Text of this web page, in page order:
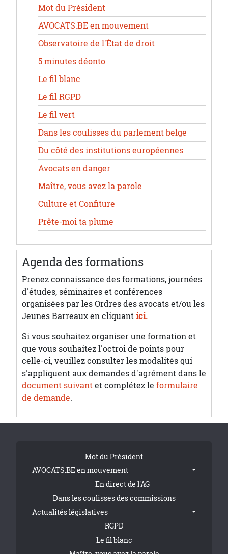
Mot du Président
AVOCATS.BE en mouvement
Observatoire de l'État de droit
5 minutes déonto
Le fil blanc
Le fil RGPD
Le fil vert
Dans les coulisses du parlement belge
Du côté des institutions européennes
Avocats en danger
Maître, vous avez la parole
Culture et Confiture
Prête-moi ta plume
Agenda des formations
Prenez connaissance des formations, journées
d'études, séminaires et conférences
organisées par les Ordres des avocats et/ou les
Jeunes Barreaux en cliquantici.
Si vous souhaitez organiser une formation et
que vous souhaitez l'octroi de points pour
celle-ci, veuillez consulter les modalités qui
s'appliquent aux demandes d'agrément dans le
document suivantet complétez le formulaire
de demande.
Tribune FooterMot du Président
AVOCATS.BE en mouvement
En direct de l'AG
Dans les coulisses des commissions
Actualités législatives
RGPD
Le fil blanc